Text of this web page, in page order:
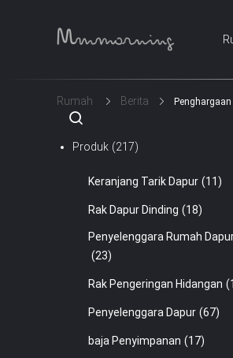
Rumah Berita
Produk (217)
Keranjang Tarik Dapur (11)
Rak Dapur Dinding (18)
Penyelenggara Rumah
(23)
Rak Pengeringan Hidangan
Penyelenggara Dapur (67)
baja Penyimpanan (17)